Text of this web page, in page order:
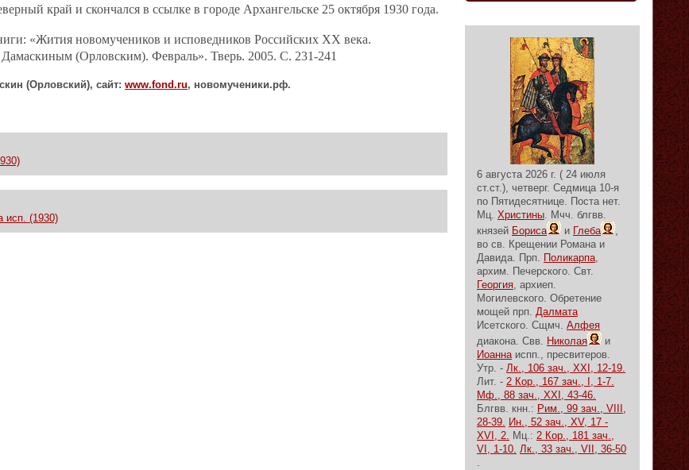
край и скончался в ссылке в городе Архангельске 25 октября 1930 года.
«Жития новомучеников и исповедников Российских ХХ века.
(Орловским). Февраль». Тверь. 2005. С. 231-241
(Орловский), сайт: www.fond.ru, новомученики.рф.
исп. (1930)
6 августа 2026 г. ( 24 июля
ст.ст.), четверг. Седмица 10-я
по Пятидесятнице. Поста нет.
Мц. Христины. Мчч. блгвв.
князей Бориса и Глеба
,
во св. Крещении Романа и
Давида. Прп. Поликарпа,
архим. Печерского. Свт.
Георгия, архиеп.
Могилевского. Обретение
мощей прп. Далмата
Исетского. Сщмч. Алфея
диакона. Свв. Николая
и
Иоаннаиспп., пресвитеров.
Утр. - Лк., 106 зач., XXI, 12-19.
Лит. - 2 Кор., 167 зач., I, 1-7.
Мф., 88 зач., XXI, 43-46.
Блгвв. кнн.: Рим., 99 зач., VIII,
28-39. Ин., 52 зач., XV, 17 -
XVI, 2. Мц.: 2 Кор., 181 зач.,
VI, 1-10. Лк., 33 зач., VII, 36-50
.